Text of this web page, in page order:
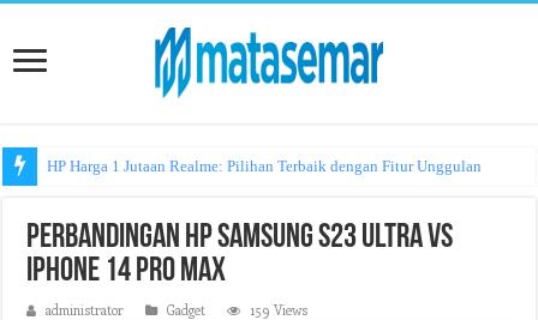
HP Harga 1 Jutaan Realme: Pilihan Terbaik dengan Fitur Unggulan
Perbandingan HP Samsung S23 Ultra vs
iPhone 14 Pro Max
administrator Gadget 159 Views